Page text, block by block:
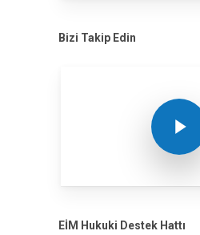
Bizi Takip Edin
Play Video
EİM Hukuki Destek Hattı